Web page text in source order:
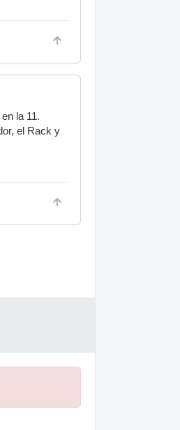
la 11.
el Rack y